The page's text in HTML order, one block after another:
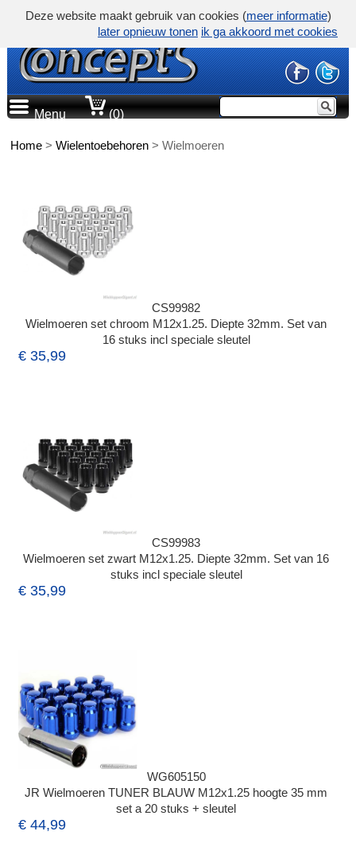
Menu (0)
Home >Wielentoebehoren >Wielmoeren
CS99982
Wielmoeren set chroom M12x1.25. Diepte 32mm. Set van
16 stuks incl speciale sleutel
€ 35,99
CS99983
Wielmoeren set zwart M12x1.25. Diepte 32mm. Set van 16
stuks incl speciale sleutel
€ 35,99
WG605150
JR Wielmoeren TUNER BLAUW M12x1.25 hoogte 35 mm
set a 20 stuks + sleutel
€ 44,99
Deze website maakt gebruik van cookies (meer informatie)
later opnieuw tonen ik ga akkoord met cookies